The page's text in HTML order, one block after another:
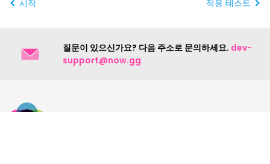
시작 적용 테스트
질문이 있으신가요? 다음 주소로 문의하세요. dev-
support@now.gg